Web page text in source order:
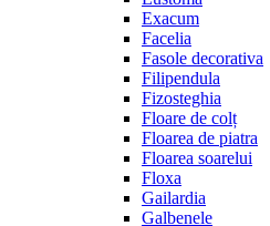
Exacum
Facelia
Fasole decorativa
Filipendula
Fizosteghia
Floare de colț
Floarea de piatra
Floarea soarelui
Floxa
Gailardia
Galbenele